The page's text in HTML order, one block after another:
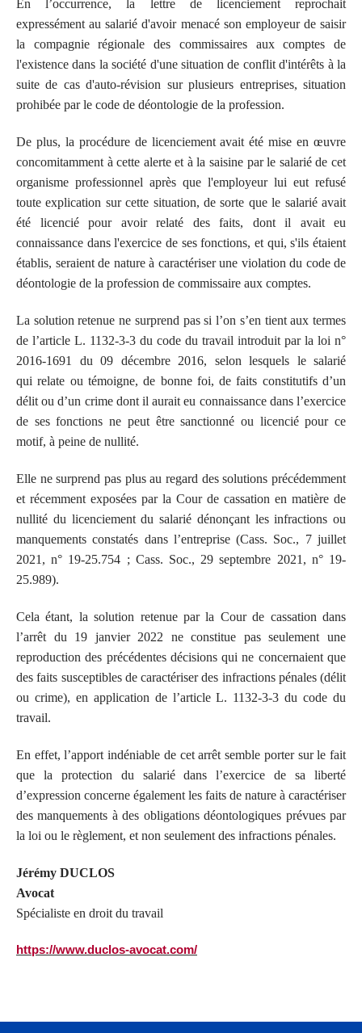
En l’occurrence, la lettre de licenciement reprochait
expressément au salarié d'avoir menacé son employeur de saisir
la compagnie régionale des commissaires aux comptes de
l'existence dans la société d'une situation de conflit d'intérêts à la
suite de cas d'auto-révision sur plusieurs entreprises, situation
prohibée par le code de déontologie de la profession.
De plus, la procédure de licenciement avait été mise en œuvre
concomitamment à cette alerte et à la saisine par le salarié de cet
organisme professionnel après que l'employeur lui eut refusé
toute explication sur cette situation, de sorte que le salarié avait
été licencié pour avoir relaté des faits, dont il avait eu
connaissance dans l'exercice de ses fonctions, et qui, s'ils étaient
établis, seraient de nature à caractériser une violation du code de
déontologie de la profession de commissaire aux comptes.
La solution retenue ne surprend pas si l’on s’en tient aux termes
de l’article L. 1132-3-3 du code du travail introduit par la loi n°
2016-1691 du 09 décembre 2016, selon lesquels le salarié
qui relate ou témoigne, de bonne foi, de faits constitutifs d’un
délit ou d’un crime dont il aurait eu connaissance dans l’exercice
de ses fonctions ne peut être sanctionné ou licencié pour ce
motif, à peine de nullité.
Elle ne surprend pas plus au regard des solutions précédemment
et récemment exposées par la Cour de cassation en matière de
nullité du licenciement du salarié dénonçant les infractions ou
manquements constatés dans l’entreprise (Cass. Soc., 7 juillet
2021, n° 19-25.754 ; Cass. Soc., 29 septembre 2021, n° 19-
25.989).
Cela étant, la solution retenue par la Cour de cassation dans
l’arrêt du 19 janvier 2022 ne constitue pas seulement une
reproduction des précédentes décisions qui ne concernaient que
des faits susceptibles de caractériser des infractions pénales (délit
ou crime), en application de l’article L. 1132-3-3 du code du
travail.
En effet, l’apport indéniable de cet arrêt semble porter sur le fait
que la protection du salarié dans l’exercice de sa liberté
d’expression concerne également les faits de nature à caractériser
des manquements à des obligations déontologiques prévues par
la loi ou le règlement, et non seulement des infractions pénales.
Jérémy DUCLOS
Avocat
Spécialiste en droit du travail
https://www.duclos-avocat.com/